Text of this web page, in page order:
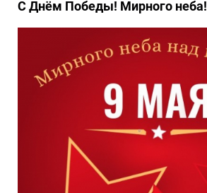
С Днём Победы! Мирного неба!